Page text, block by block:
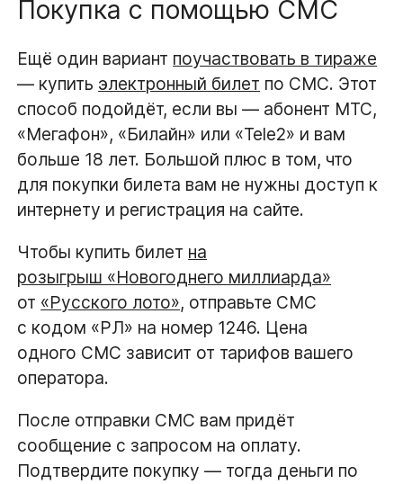
Покупка с помощью СМС
Ещё один вариант поучаствовать в тираже
— купить электронный билет по СМС. Этот
способ подойдёт, если вы — абонент МТС,
«Мегафон», «Билайн» или «Tele2» и вам
больше 18 лет. Большой плюс в том, что
для покупки билета вам не нужны доступ к
интернету и регистрация на сайте.
Чтобы купить билет на
розыгрыш «Новогоднего миллиарда»
от «Русского лото», отправьте СМС
с кодом «РЛ» на номер 1246. Цена
одного СМС зависит от тарифов вашего
оператора.
После отправки СМС вам придёт
сообщение с запросом на оплату.
Подтвердите покупку — тогда деньги по